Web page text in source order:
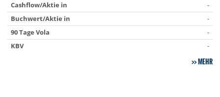
Cashflow/Aktie in
-
Buchwert/Aktie in
-
90 Tage Vola
-
KBV
-
MEHR